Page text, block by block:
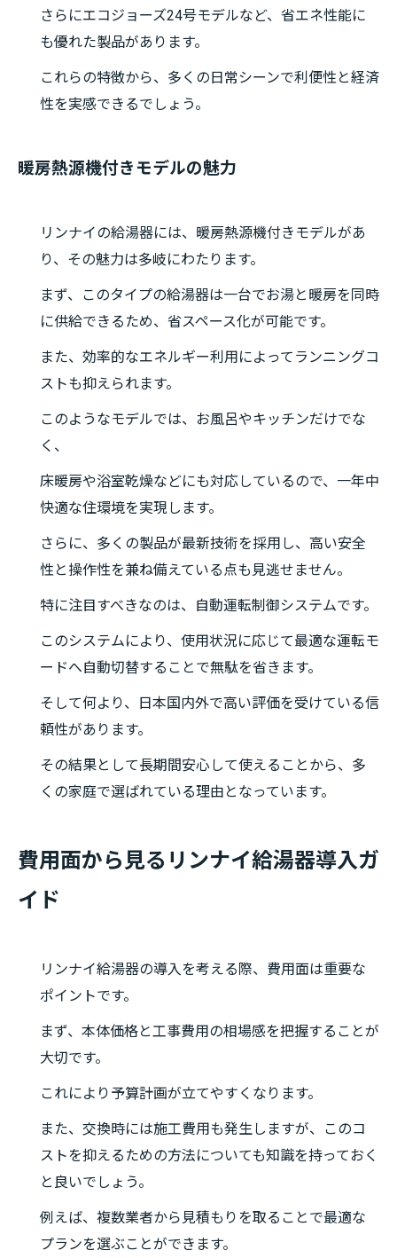
さらにエコジョーズ24号モデルなど、省エネ性能に
も優れた製品があります。
これらの特徴から、多くの日常シーンで利便性と経済
性を実感できるでしょう。
暖房熱源機付きモデルの魅力
リンナイの給湯器には、暖房熱源機付きモデルがあ
り、その魅力は多岐にわたります。
まず、このタイプの給湯器は一台でお湯と暖房を同時
に供給できるため、省スペース化が可能です。
また、効率的なエネルギー利用によってランニングコ
ストも抑えられます。
このようなモデルでは、お風呂やキッチンだけでな
く、
床暖房や浴室乾燥などにも対応しているので、一年中
快適な住環境を実現します。
さらに、多くの製品が最新技術を採用し、高い安全
性と操作性を兼ね備えている点も見逃せません。
特に注目すべきなのは、自動運転制御システムです。
このシステムにより、使用状況に応じて最適な運転モ
ードへ自動切替することで無駄を省きます。
そして何より、日本国内外で高い評価を受けている信
頼性があります。
その結果として長期間安心して使えることから、多
くの家庭で選ばれている理由となっています。
費用面から見るリンナイ給湯器導入ガ
イド
リンナイ給湯器の導入を考える際、費用面は重要な
ポイントです。
まず、本体価格と工事費用の相場感を把握することが
大切です。
これにより予算計画が立てやすくなります。
また、交換時には施工費用も発生しますが、このコ
ストを抑えるための方法についても知識を持っておく
と良いでしょう。
例えば、複数業者から見積もりを取ることで最適な
プランを選ぶことができます。